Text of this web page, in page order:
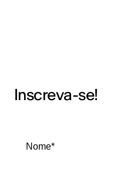
Inscreva-se!
Nome*